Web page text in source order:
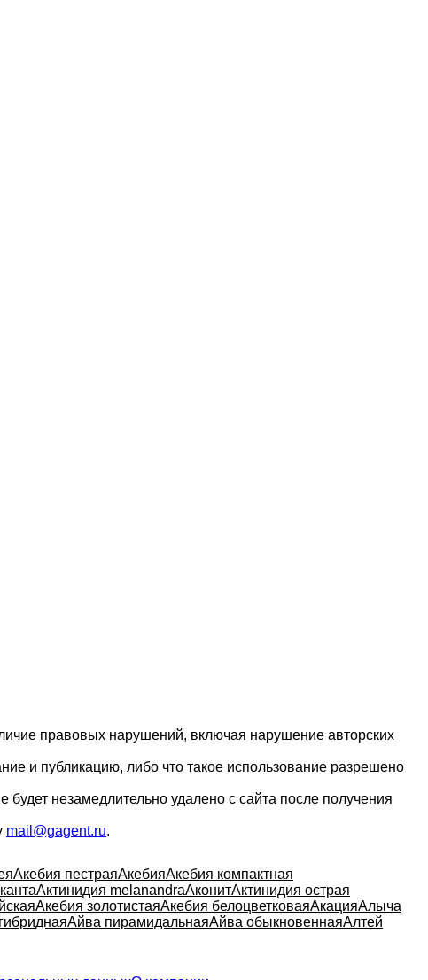
правовых нарушений, включая нарушение авторских
и публикацию, либо что такое использование разрешено
незамедлительно удалено с сайта после получения
mail@gagent.ru.
Акебия пестраяАкебияАкебия компактная
Актинидия melanandraАконитАктинидия острая
Акебия золотистаяАкебия белоцветковаяАкацияАлыча
Айва пирамидальнаяАйва обыкновеннаяАлтей